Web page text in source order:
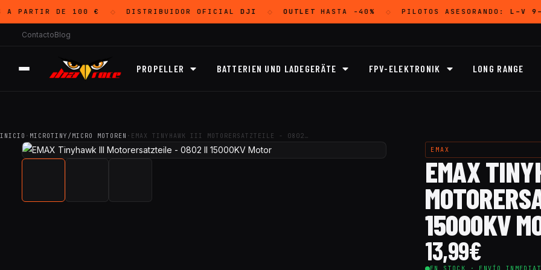
PARTIR DE 100 € DISTRIBUIDOR OFICIAL DJI OUTLET HASTA -40% PILOTOS ASESORANDO: L–V
ContactoBlog
PROPELLER BATTERIEN UND LADEGERÄTE FPV-ELEKTRONIK LONG RANGE
INICIO · MICROTINY/MICRO MOTOREN · EMAX TINYHAWK III MOTORERSATZTEILE - 0802…
EMAX
EMAX
15000KV
13,99€